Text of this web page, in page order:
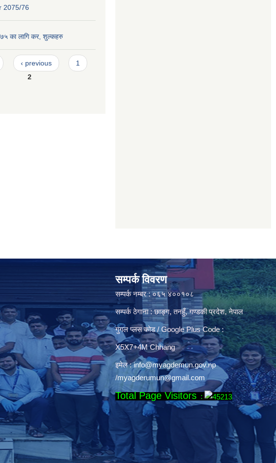
2075/76
का लागि कर, शुल्कहरु
‹ previous
1
2
सम्पर्क विवरण
सम्पर्क नम्बर : ०६५ ४००१०८
सम्पर्क ठेगाना : छाङ्ग, तनहुँ, गण्डकी प्रदेश, नेपाल
गुगल प्लस कोड / Google Plus Code :
X5X7+4M Chhang
इमेल :info@myagdemun.gov.np
/myagderumun@gmail.com
Total Page Visitors :